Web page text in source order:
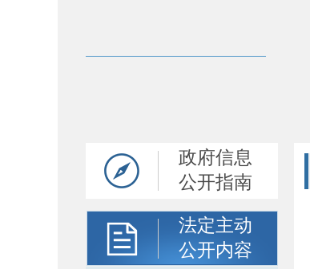
政府信息
公开指南
法定主动
公开内容